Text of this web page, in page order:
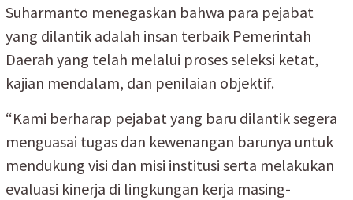
Suharmanto menegaskan bahwa para pejabat
yang dilantik adalah insan terbaik Pemerintah
Daerah yang telah melalui proses seleksi ketat,
kajian mendalam, dan penilaian objektif.
“Kami berharap pejabat yang baru dilantik segera
menguasai tugas dan kewenangan barunya untuk
mendukung visi dan misi institusi serta melakukan
evaluasi kinerja di lingkungan kerja masing-